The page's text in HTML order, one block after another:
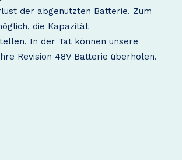
der abgenutzten Batterie. Zum
die Kapazität
In der Tat können unsere
Revision 48V Batterie überholen.